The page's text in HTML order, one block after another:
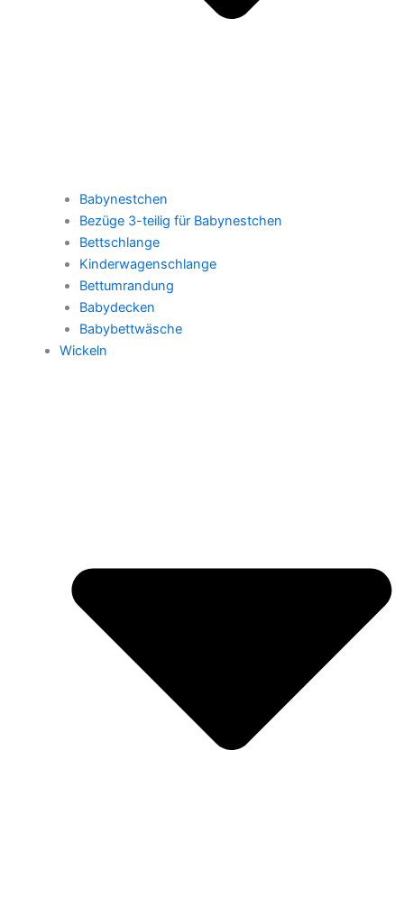
Babynestchen
Bezüge 3-teilig für Babynestchen
Bettschlange
Kinderwagenschlange
Bettumrandung
Babydecken
Babybettwäsche
Wickeln